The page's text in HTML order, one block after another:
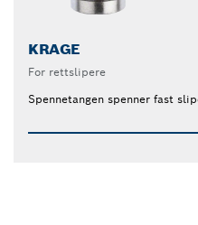
KRAGE
For rettslipere
Spennetangen spenner fast